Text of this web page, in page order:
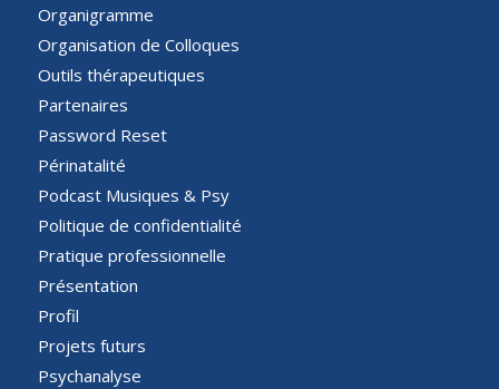
Organigramme
Organisation de Colloques
Outils thérapeutiques
Partenaires
Password Reset
Périnatalité
Podcast Musiques & Psy
Politique de confidentialité
Pratique professionnelle
Présentation
Profil
Projets futurs
Psychanalyse